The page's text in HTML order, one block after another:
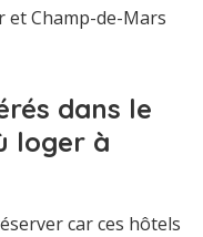
et Champ-de-Mars
dans le
loger à
car ces hôtels